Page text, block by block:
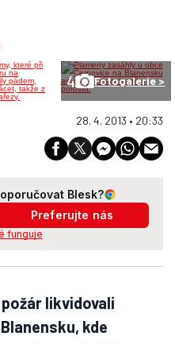
4 Fotogalerie >
28. 4. 2013 • 20:33
Blesk?
Preferujte nás
funguje
likvidovali
kde